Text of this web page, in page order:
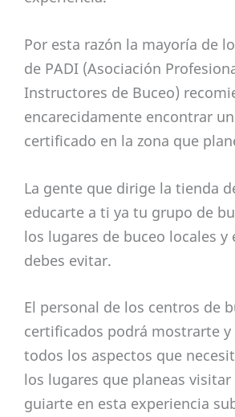
Por esta razón la mayoría de
de PADI (Asociación
Instructores de Buceo)
encarecidamente encontrar
certificado en la zona que
La gente que dirige la tienda
educarte a ti ya tu grupo de
los lugares de buceo locales y
debes evitar.
El personal de los centros de
certificados podrá mostrarte
todos los aspectos que
los lugares que planeas
guiarte en esta experiencia